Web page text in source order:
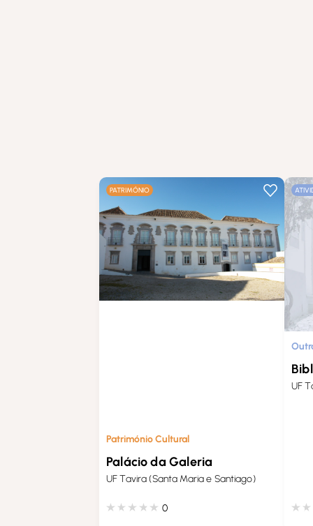
PATRIMÓNIO
Património Cultural
Palácio da Galeria
UF Tavira (Santa Maria e Santiago)
0
UF